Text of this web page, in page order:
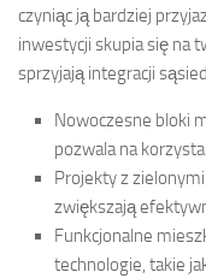
czyniąc ją bardziej
inwestycji skupia się na
sprzyjają integracji
Nowoczesne bloki
pozwala na
Projekty z
zwiększają
Funkcjonalne
technologie, takie